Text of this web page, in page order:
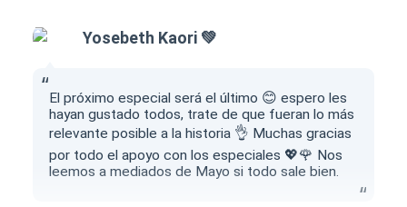
Yosebeth Kaori 💚
El próximo especial será el último 😊 espero les
hayan gustado todos, trate de que fueran lo más
relevante posible a la historia 👌 Muchas gracias
por todo el apoyo con los especiales 💖🌹 Nos
leemos a mediados de Mayo si todo sale bien.